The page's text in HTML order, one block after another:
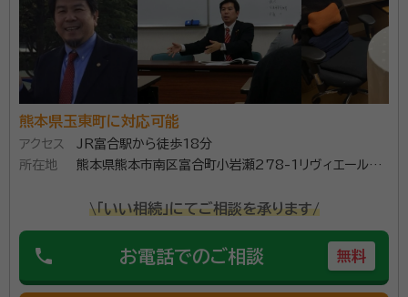
づくりのための企画提案を行ってまいります。
資格等： 行政書士、宅建士、トータル・ライフ・コンサルタント
所属団体：熊本県行政書士会、一般社団法人地域再生・百年ライフ
サポート協会羅針盤
熊本県玉東町に対応可能
アクセス
JR富合駅から徒歩18分
所在地
熊本県熊本市南区富合町小岩瀬278-1リヴィエール
\「いい相続」にてご相談を承ります/
phone お電話でのご相談 無料